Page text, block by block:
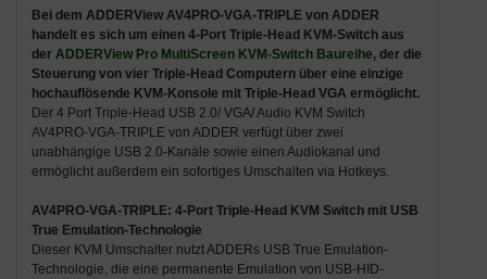
Bei dem ADDERView AV4PRO-VGA-TRIPLE von ADDER
handelt es sich um einen 4-Port Triple-Head KVM-Switch aus
der ADDERView Pro MultiScreen KVM-Switch Baureihe, der die
Steuerung von vier Triple-Head Computern über eine einzige
hochauflösende KVM-Konsole mit Triple-Head VGA ermöglicht.
Der 4 Port Triple-Head USB 2.0/ VGA/ Audio KVM Switch
AV4PRO-VGA-TRIPLE von ADDER verfügt über zwei
unabhängige USB 2.0-Kanäle sowie einen Audiokanal und
ermöglicht außerdem ein sofortiges Umschalten via Hotkeys.
AV4PRO-VGA-TRIPLE: 4-Port Triple-Head KVM Switch mit USB
True Emulation-Technologie
Dieser KVM Umschalter nutzt ADDERs USB True Emulation-
Technologie, die eine permanente Emulation von USB-HID-